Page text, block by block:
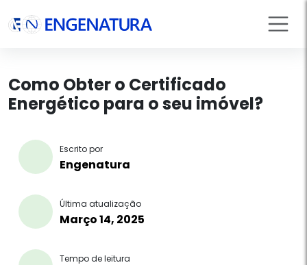
Como Obter o Certificado
Energético para o seu imóvel?
Escrito por
Engenatura
Última atualização
Março 14, 2025
Tempo de leitura